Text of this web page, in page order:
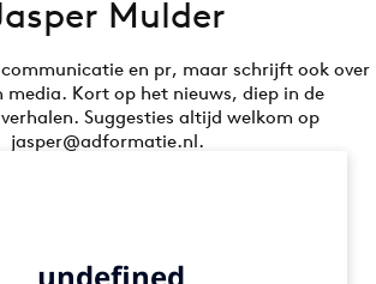
Mulder
communicatie en pr, maar schrijft ook over
media. Kort op het nieuws, diep in de
Suggesties altijd welkom op
jasper@adformatie.nl.